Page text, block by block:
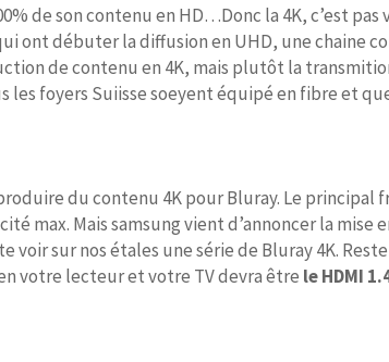
de son contenu en HD…Donc la 4K, c’est
ont débuter la diffusion en UHD, une chaine
de contenu en 4K, mais plutôt la
foyers Suiisse soeyent équipé en fibre et
du contenu 4K pour Bluray. Le principal
max. Mais samsung vient d’annoncer la mise
voir sur nos étales une série de Bluray 4K.
votre lecteur et votre TV devra être le HDMI